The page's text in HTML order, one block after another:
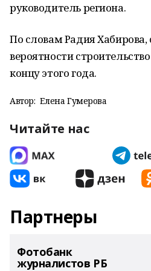
руководитель региона.
По словам Радия
вероятности
концу этого года.
Автор: Елена Гумерова
Читайте нас
Партнеры
Фотобанк
журналистов РБ